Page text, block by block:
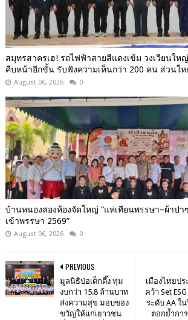
สมุทรสาครเฮ! รถไฟฟ้าสายสีแดงเข้ม วงเวียนให
คืบหน้าอีกขั้น รับฟังความเห็นกว่า 200 คน ส่วนให
August 06, 2026 0
บ้านหนองสองห้องจัดใหญ่ “แห่เทียนพรรษา–ผ้าป่า
เข้าพรรษา 2569”
August 06, 2026 0
เมืองไทยป
คว้า Set
ระดับ AA ใ
ตอกย้ำกา
PREVIOUS
มูลนิธิป่อเต็กตึ๊ง ทุ่ม
งบกว่า 15.8 ล้านบาท
ส่งความสุข มอบของ
ขวัญให้แก่เยาวชน